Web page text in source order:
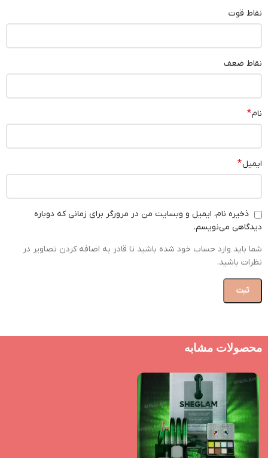
نقاط قوت
نقاط ضعف
نام*
ایمیل*
ذخیره نام، ایمیل و وبسایت من در مرورگر برای زمانی که دوباره
دیدگاهی می‌نویسم.
شما باید وارد حساب خود شده باشید تا قادر به اضافه کردن تصاویر در
نظرات باشید.
محصولات مشابه